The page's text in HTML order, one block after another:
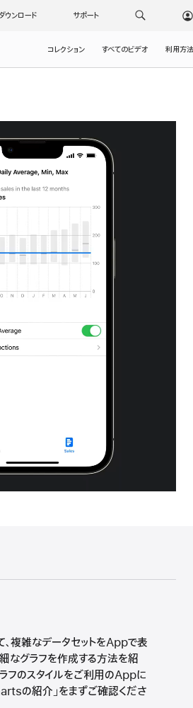
ウンロード サポート
コレクション すべてのビデオ 利用方法
複雑なデータセットをAppで表
なグラフを作成する方法を紹
フのスタイルをご利用のAppに
の紹介」をまずご確認くださ